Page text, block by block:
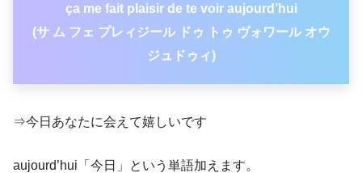
ça me fait plaisir de te voir aujourd’hui
(サ ム フェ プレィジール ドゥ トゥ ヴォワール オウ
ジュドゥィ)
⇒今日あなたに会えて嬉しいです
aujourd’hui「今日」という単語加えます。